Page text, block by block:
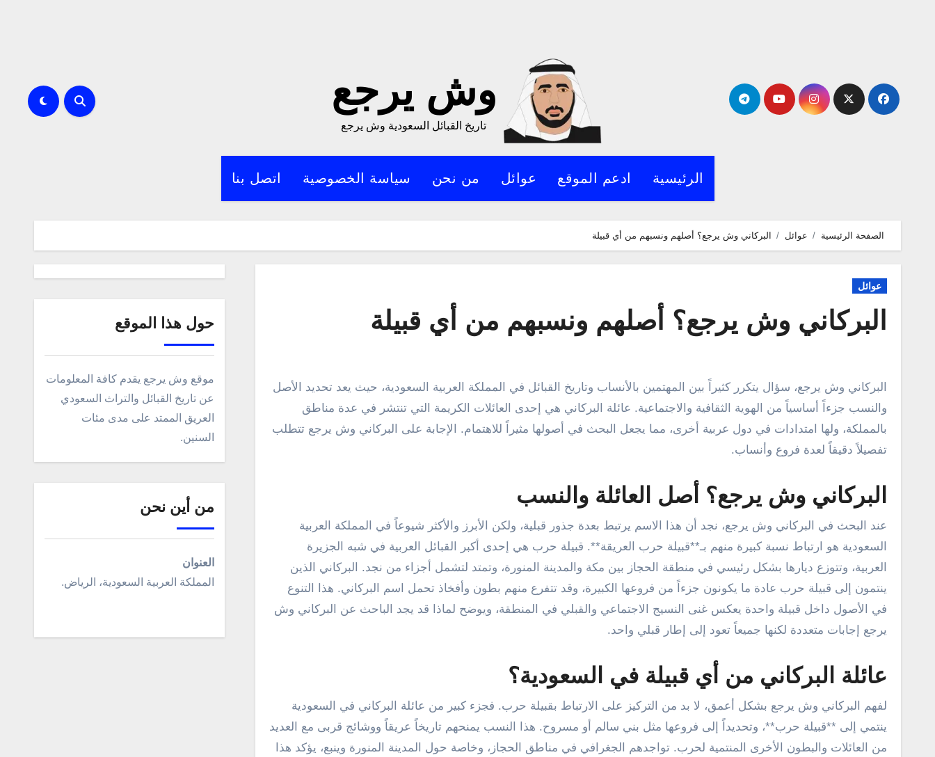
وش يرجع
تاريخ القبائل السعودية وش يرجع
الرئيسية ادعم الموقع عوائل من نحن سياسة الخصوصية اتصل بنا
الصفحة الرئيسية عوائل البركاني وش يرجع؟ أصلهم ونسبهم من أي قبيلة
عوائل
البركاني وش يرجع؟ أصلهم ونسبهم من أي قبيلة
والنسب جزءاً أساسياً من الهوية الثقافية والاجتماعية. عائلة البركاني هي إحدى العائلات الكريمة التي تنتشر في عدة مناطق
بالمملكة، ولها امتدادات في دول عربية أخرى، مما يجعل البحث في أصولها مثيراً للاهتمام. الإجابة على البركاني وش يرجع تتطلب
تفصيلاً دقيقاً لعدة فروع وأنساب.
البركاني وش يرجع؟ أصل العائلة والنسب
عند البحث في البركاني وش يرجع، نجد أن هذا الاسم يرتبط بعدة جذور قبلية، ولكن الأبرز والأكثر شيوعاً في المملكة العربية
السعودية هو ارتباط نسبة كبيرة منهم بـ**قبيلة حرب العريقة**. قبيلة حرب هي إحدى أكبر القبائل العربية في شبه الجزيرة
العربية، وتتوزع ديارها بشكل رئيسي في منطقة الحجاز بين مكة والمدينة المنورة، وتمتد لتشمل أجزاء من نجد. البركاني الذين
ينتمون إلى قبيلة حرب عادة ما يكونون جزءاً من فروعها الكبيرة، وقد تتفرع منهم بطون وأفخاذ تحمل اسم البركاني. هذا التنوع
في الأصول داخل قبيلة واحدة يعكس غنى النسيج الاجتماعي والقبلي في المنطقة، ويوضح لماذا قد يجد الباحث عن البركاني وش
يرجع إجابات متعددة لكنها جميعاً تعود إلى إطار قبلي واحد.
عائلة البركاني من أي قبيلة في السعودية؟
لفهم البركاني وش يرجع بشكل أعمق، لا بد من التركيز على الارتباط بقبيلة حرب. فجزء كبير من عائلة البركاني في السعودية
ينتمي إلى **قبيلة حرب**، وتحديداً إلى فروعها مثل بني سالم أو مسروح. هذا النسب يمنحهم تاريخاً عريقاً ووشائج قربى مع العديد
من العائلات والبطون الأخرى المنتمية لحرب. تواجدهم الجغرافي في مناطق الحجاز، وخاصة حول المدينة المنورة وينبع، يؤكد هذا
حول هذا الموقع
موقع وش يرجع يقدم كافة المعلومات
عن تاريخ القبائل والتراث السعودي
العريق الممتد على مدى مئات
السنين.
من أين نحن
العنوان
المملكة العربية السعودية، الرياض.